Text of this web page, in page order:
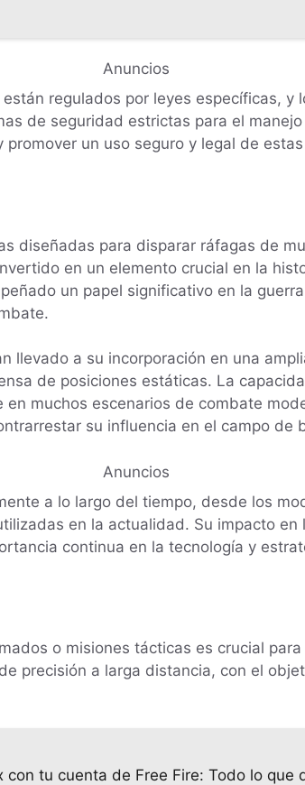
Anuncios
regulados por leyes específicas,
de seguridad estrictas para el
un uso seguro y legal de
diseñadas para disparar ráfagas de
en un elemento crucial en la
un papel significativo en la
llevado a su incorporación en una
de posiciones estáticas. La
muchos escenarios de combate
su influencia en el campo de
Anuncios
a lo largo del tiempo, desde los
en la actualidad. Su impacto
continua en la tecnología y
o misiones tácticas es crucial
precisión a larga distancia, con el
con tu cuenta de Free Fire: Todo lo que